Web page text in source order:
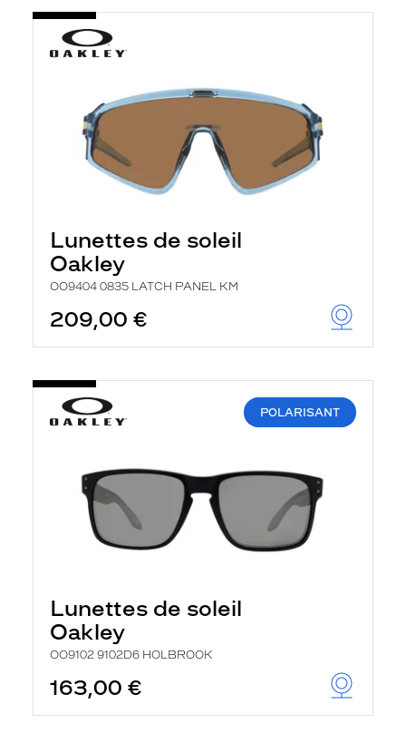
Lunettes de soleil
Oakley
OO9404 0835 LATCH PANEL KM
209,00 €
POLARISANT
Lunettes de soleil
Oakley
OO9102 9102D6 HOLBROOK
163,00 €